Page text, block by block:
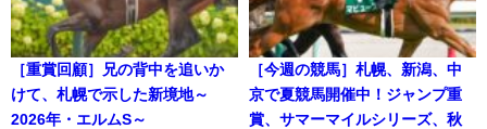
［重賞回顧］兄の背中を追いか
けて、札幌で示した新境地～
2026年・エルムS～
［今週の競馬］札幌、新潟、中
京で夏競馬開催中！ジャンプ重
賞、サマーマイルシリーズ、秋